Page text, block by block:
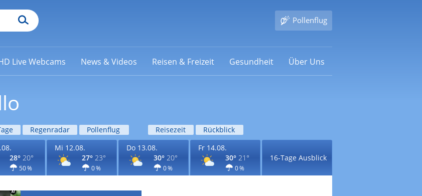
Pollenflug
Live Webcams News & Videos Reisen & Freizeit Gesundheit Über Uns
Regenradar Pollenflug Reisezeit
Rückblick
28° 20°
50 %
Mi 12.08.
27° 23°
0 %
Do 13.08.
30° 20°
0 %
Fr 14.08.
30° 21°
0 %
16-Tage Ausblick